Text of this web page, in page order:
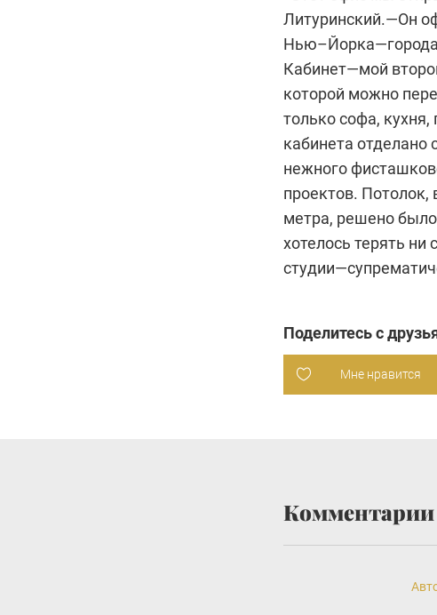
Литуринский.—Он
Кабинет—мой
которой можно
только софа,
кабинета
нежного
проектов. Потолок,
метра, решено
хотелось терять
Поделитесь с
Мне нравится
Комментарии